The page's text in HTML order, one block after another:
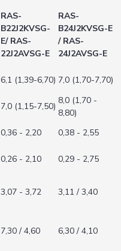
RAS-
B22J2KVSG-
E/ RAS-
22J2AVSG-E
RAS-
B24J2KVSG-E
/ RAS-
24J2AVSG-E
6,1 (1,39-6,70) 7,0 (1,70-7,70)
7,0 (1,15-7,50)
8,0 (1,70 -
8,80)
0,36 - 2,20
0,38 - 2,55
0,26 - 2,10
0,29 - 2,75
3,07 - 3,72 3,11 / 3,40
7,30 / 4,60 6,30 / 4,10